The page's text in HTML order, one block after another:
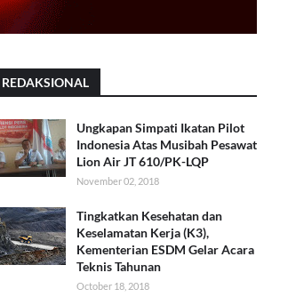
REDAKSIONAL
Ungkapan Simpati Ikatan Pilot
Indonesia Atas Musibah Pesawat
Lion Air JT 610/PK-LQP
November 02, 2018
Tingkatkan Kesehatan dan
Keselamatan Kerja (K3),
Kementerian ESDM Gelar Acara
Teknis Tahunan
October 18, 2018